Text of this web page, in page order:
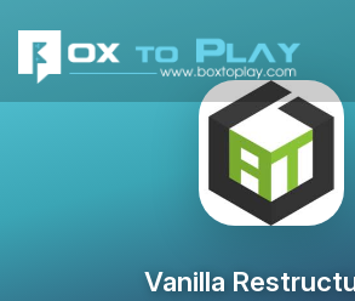
Vanilla